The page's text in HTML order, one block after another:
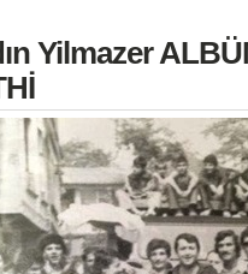
Yilmazer